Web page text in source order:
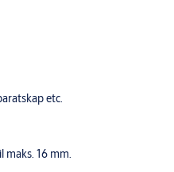
etc.
16 mm.